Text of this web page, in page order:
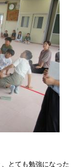
とても勉強になった